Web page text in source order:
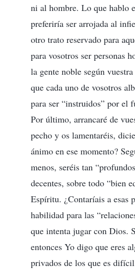
ni al hombre. Lo que hablo
preferiría ser arrojada al
otro trato reservado para
para vosotros ser personas
la gente noble según
que cada uno de vosotros
para ser “instruidos” por el
Por último, arrancaré de
pecho y os lamentaréis,
ánimo en ese momento?
menos, seréis tan
decentes, sobre todo “bien
Espíritu. ¿Contaríais a esas
habilidad para las
que intenta jugar con Dios.
entonces Yo digo que eres
privados de los que es